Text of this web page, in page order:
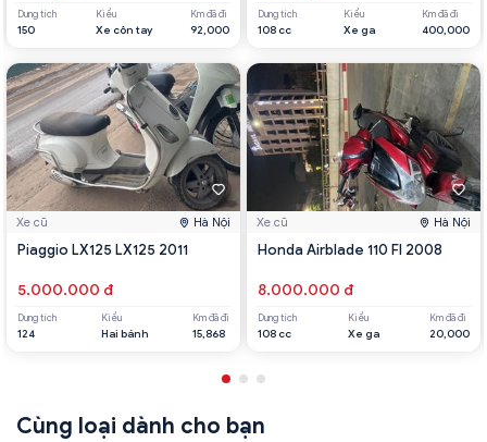
Dung tích
150
Kiểu
Xe côn tay
Km đã đi
92,000
Xe cũ Hà Nội
Piaggio LX125 LX125 2011
5.000.000 đ
Dung tích
124
Kiểu
Hai bánh
Km đã đi
15,868
Dung tích
108 cc
Kiểu
Xe ga
Km đã đi
400,000
Xe cũ Hà Nội
Honda Airblade 110 FI 2008
8.000.000 đ
Dung tích
108 cc
Kiểu
Xe ga
Km đã đi
20,000
Cùng loại dành cho bạn